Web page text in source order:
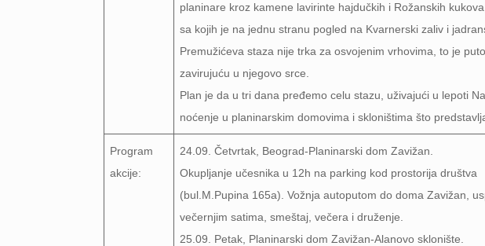
planinare kroz kamene lavirinte hajdučkih i Rožanskih
sa kojih je na jednu stranu pogled na Kvarnerski zaliv i
Premužićeva staza nije trka za osvojenim vrhovima, to je
zavirujuću u njegovo srce.
Plan je da u tri dana pređemo celu stazu, uživajući u lepoti
noćenje u planinarskim domovima i skloništima što
Program
akcije:
24.09. Četvrtak, Beograd-Planinarski dom Zavižan.
Okupljanje učesnika u 12h na parking kod prostorija društva
(bul.M.Pupina 165a). Vožnja autoputom do doma Zavižan,
večernjim satima, smeštaj, večera i druženje.
25.09. Petak, Planinarski dom Zavižan-Alanovo sklonište.